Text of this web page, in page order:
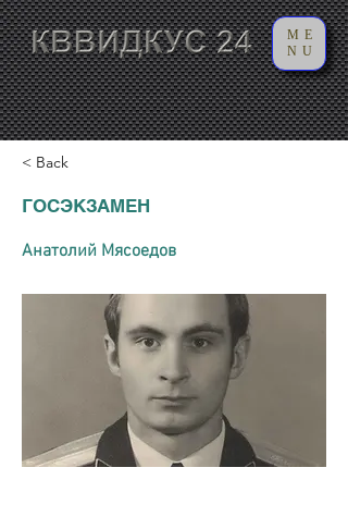
ME
NU
< Back
ГОСЭКЗАМЕН
Анатолий Мясоедов